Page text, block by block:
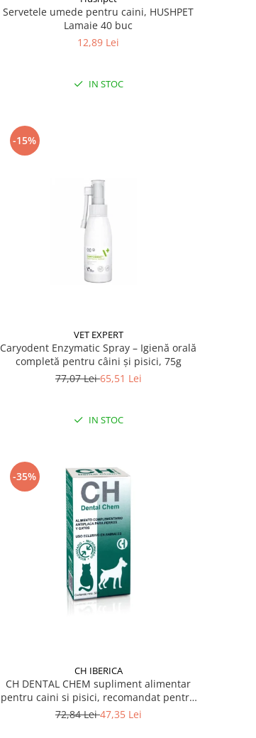
Servetele umede pentru caini, HUSHPET
Lamaie 40 buc
12,89 Lei
IN STOC
-15%
VET EXPERT
Caryodent Enzymatic Spray – Igienă orală
completă pentru câini și pisici, 75g
77,07 Lei65,51 Lei
IN STOC
-35%
CH IBERICA
CH DENTAL CHEM supliment alimentar
pentru caini si pisici, recomandat pentru
prevenirea formarii placii bacteriene si a
72,84 Lei47,35 Lei